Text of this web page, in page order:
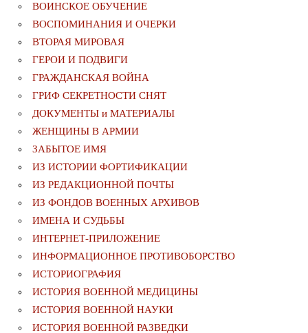
ВОИНСКОЕ ОБУЧЕНИЕ
ВОСПОМИНАНИЯ И ОЧЕРКИ
ВТОРАЯ МИРОВАЯ
ГЕРОИ И ПОДВИГИ
ГРАЖДАНСКАЯ ВОЙНА
ГРИФ СЕКРЕТНОСТИ СНЯТ
ДОКУМЕНТЫ и МАТЕРИАЛЫ
ЖЕНЩИНЫ В АРМИИ
ЗАБЫТОЕ ИМЯ
ИЗ ИСТОРИИ ФОРТИФИКАЦИИ
ИЗ РЕДАКЦИОННОЙ ПОЧТЫ
ИЗ ФОНДОВ ВОЕННЫХ АРХИВОВ
ИМЕНА И СУДЬБЫ
ИНТЕРНЕТ-ПРИЛОЖЕНИЕ
ИНФОРМАЦИОННОЕ ПРОТИВОБОРСТВО
ИСТОРИОГРАФИЯ
ИСТОРИЯ ВОЕННОЙ МЕДИЦИНЫ
ИСТОРИЯ ВОЕННОЙ НАУКИ
ИСТОРИЯ ВОЕННОЙ РАЗВЕДКИ